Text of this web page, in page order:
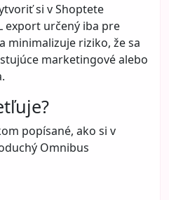
si v Shoptete
export určený iba pre
minimalizuje riziko, že sa
marketingové alebo
popísané, ako si v
Omnibus